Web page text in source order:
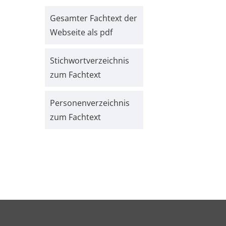
Gesamter Fachtext der
Webseite als pdf
Stichwort­verzeichnis
zum Fachtext
Personen­verzeichnis
zum Fachtext